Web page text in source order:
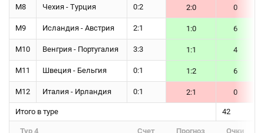
М8 Чехия - Турция 0:2 2:0 0
М9 Исландия - Австрия 2:1 1:0 6
М10 Венгрия - Португалия 3:3 1:1 4
М11 Швеция - Бельгия 0:1 1:2 6
М12 Италия - Ирландия 0:1 2:1 0
Итого в туре 42
Тур 4 Счет Прогноз Очки